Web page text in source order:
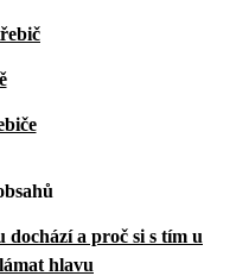
a proč si s tím u
hlavu